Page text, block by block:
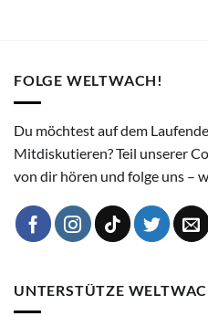
FOLGE WELTWACH!
Du möchtest auf dem
Mitdiskutieren? Teil unserer
von dir hören und folge uns –
UNTERSTÜTZE